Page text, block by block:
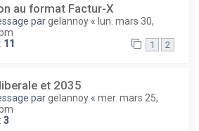
au format Factur-X
pargelannoy « lun. mars 30,
11 1 2
et 2035
pargelannoy « mer. mars 25,
3